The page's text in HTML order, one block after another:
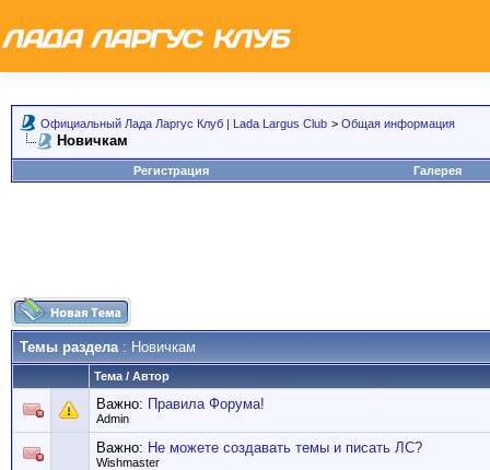
Официальный Лада Ларгус Клуб | Lada Largus Club > Общая информация
Новичкам
Регистрация Галерея
Темы раздела: Новичкам
Тема / Автор
Важно: Правила Форума!
Admin
Важно: Не можете создавать темы и писать ЛС?
Wishmaster